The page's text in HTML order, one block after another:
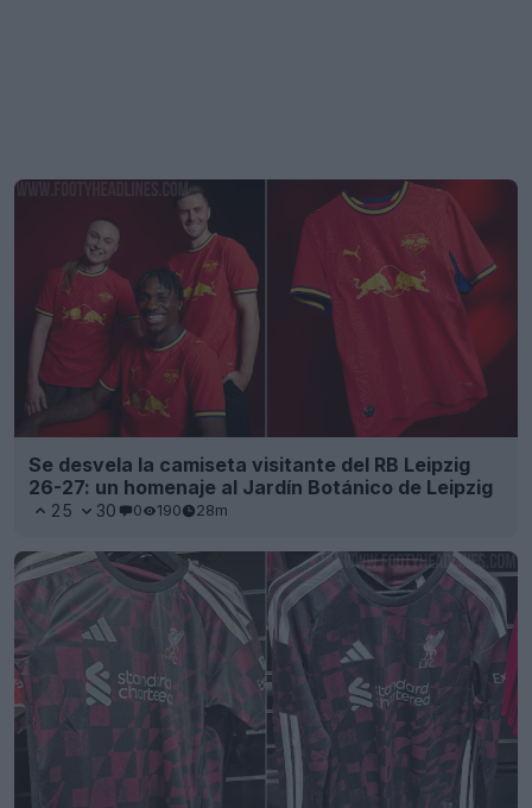
Se desvela la camiseta visitante del RB Leipzig
26-27: un homenaje al Jardín Botánico de Leipzig
25 30 0 190 28m